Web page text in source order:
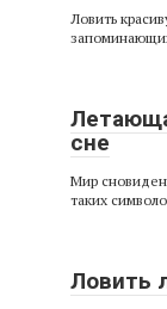
Ловить
сне
Мир
таких
Ловить